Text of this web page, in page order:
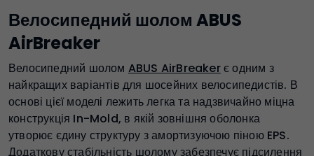
Велосипедний шолом ABUS
AirBreaker
Велосипедний шолом ABUS AirBreakerє одним з
найкращих варіантів для шосейних велосипедистів. В
основі цієї моделі лежить легка та надзвичайно міцна
конструкція In-Mold, в якій зовнішня оболонка
утворює єдину структуру з амортизуючою піною EPS.
Додаткову стабільність шолому забезпечує підсилення